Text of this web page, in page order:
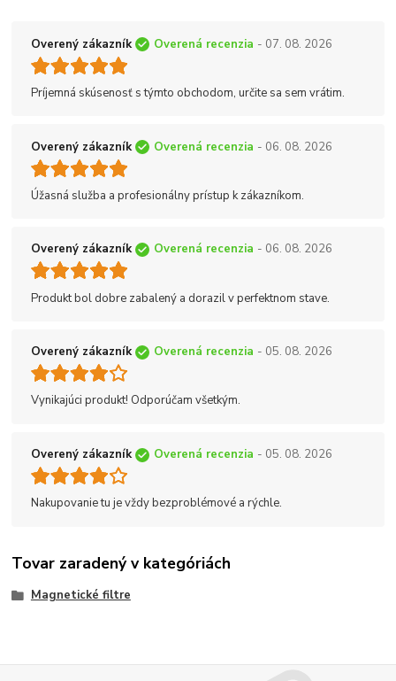
Overený zákazník Overená recenzia - 07. 08. 2026
Príjemná skúsenosť s týmto obchodom, určite sa sem vrátim.
Overený zákazník Overená recenzia - 06. 08. 2026
Úžasná služba a profesionálny prístup k zákazníkom.
Overený zákazník Overená recenzia - 06. 08. 2026
Produkt bol dobre zabalený a dorazil v perfektnom stave.
Overený zákazník Overená recenzia - 05. 08. 2026
Vynikajúci produkt! Odporúčam všetkým.
Overený zákazník Overená recenzia - 05. 08. 2026
Nakupovanie tu je vždy bezproblémové a rýchle.
Tovar zaradený v kategóriách
Magnetické filtre